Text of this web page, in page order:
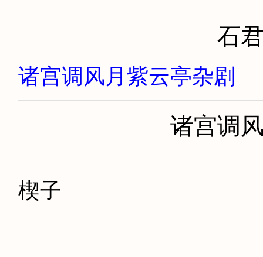
石
诸宫调风月紫云亭杂剧
诸宫调
楔子